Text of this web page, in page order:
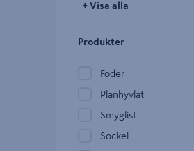
+ Visa alla
Produkter
Foder
Planhyvlat
Smyglist
Sockel